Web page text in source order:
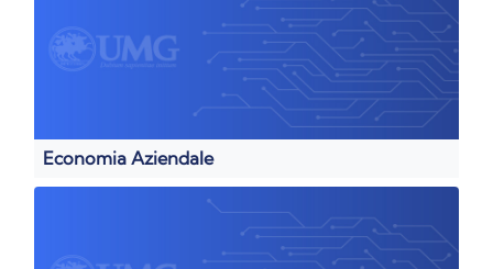
Economia Aziendale